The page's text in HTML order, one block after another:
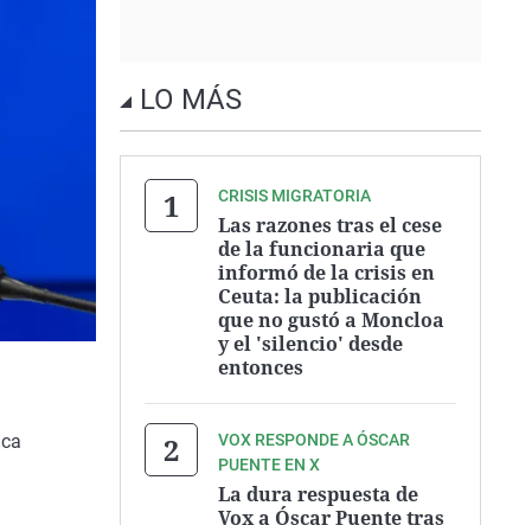
LO MÁS
CRISIS MIGRATORIA
Las razones tras el cese
de la funcionaria que
informó de la crisis en
Ceuta: la publicación
que no gustó a Moncloa
y el 'silencio' desde
entonces
VOX RESPONDE A ÓSCAR
PUENTE EN X
La dura respuesta de
Vox a Óscar Puente tras